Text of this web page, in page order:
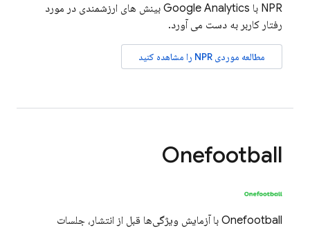
NPR با Google Analytics بینش های ارزشمندی در مورد
رفتار کاربر به دست می آورد.
مطالعه موردی NPR را مشاهده کنید
Onefootball
Onefootball با آزمایش ویژگی‌ها قبل از انتشار، جلسات